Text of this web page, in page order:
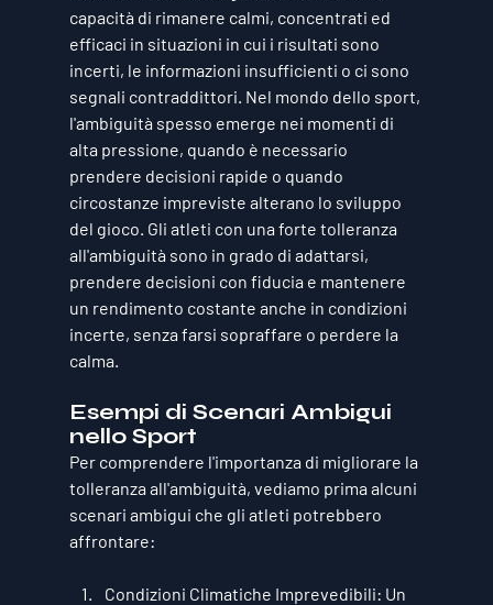
capacità di rimanere calmi, concentrati ed
efficaci in situazioni in cui i risultati sono
incerti, le informazioni insufficienti o ci sono
segnali contraddittori. Nel mondo dello sport,
l'ambiguità spesso emerge nei momenti di
alta pressione, quando è necessario
prendere decisioni rapide o quando
circostanze impreviste alterano lo sviluppo
del gioco. Gli atleti con una forte tolleranza
all'ambiguità sono in grado di adattarsi,
prendere decisioni con fiducia e mantenere
un rendimento costante anche in condizioni
incerte, senza farsi sopraffare o perdere la
calma.
Esempi di Scenari Ambigui
nello Sport
Per comprendere l'importanza di migliorare la
tolleranza all'ambiguità, vediamo prima alcuni
scenari ambigui che gli atleti potrebbero
affrontare:
Condizioni Climatiche Imprevedibili: Un